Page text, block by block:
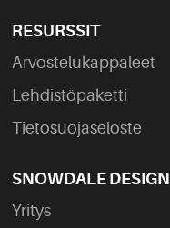
RESURSSIT
Arvostelukappaleet
Lehdistöpaketti
Tietosuojaseloste
SNOWDALE DESIGN
Yritys